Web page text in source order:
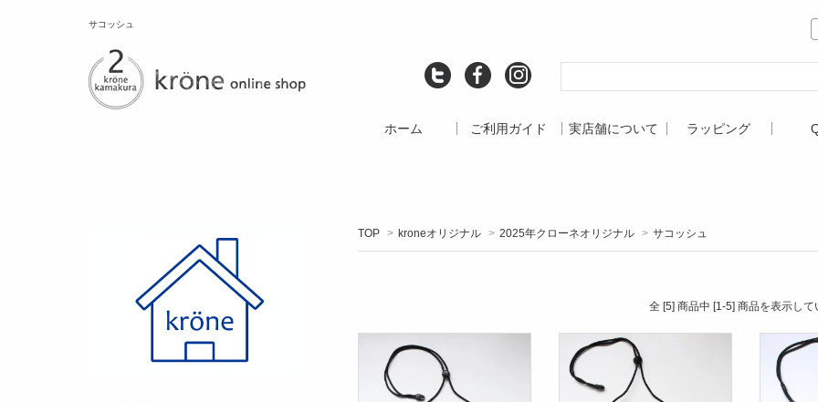
サコッシュ
ホーム ご利用ガイド 実店舗について ラッピング
TOP > kroneオリジナル > 2025年クローネオリジナル > サコッシュ
全 [5] 商品中 [1-5] 商品を表示して